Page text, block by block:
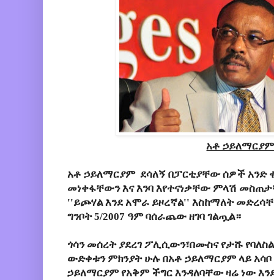
አቶ ኃይለማርያም
አቶ ኃይለማርያም ደሳለኝ በፓርቲያቸው ሰዎች አንድ
መነቀፋቸውን እና እንባ እየተናነቃቸው ምላሽ
''ይጮሃል እንደ አሞራ ይዞረኛል'' እስከማለት
ግንቦት 5/2007 ዓም ባሰራጨው ዘገባ ገልጧል።
ጎሳን መሰረት ያደረገ ፖሊሲውን፣በሙስና የታሹ
ውድቀቱን ምክንያት ሁሉ በአቶ ኃይለማርያም ላይ
ኃይለማርያም የአቅም ችግር እንዳለባቸው ዛሬ ነው